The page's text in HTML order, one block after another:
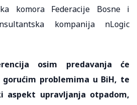
komora Federacije Bosne i
kompanija nLogic
osim predavanja će
problemima u BiH, te
aspekt upravljanja otpadom,